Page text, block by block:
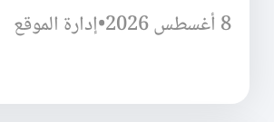
8 أغسطس 2026
•إدارة الموقع